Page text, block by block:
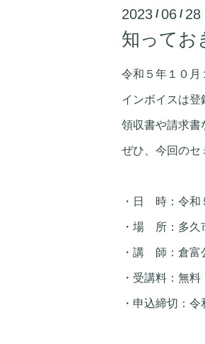
2023 /06 /
知ってお
令和５年１０月
インボイスは登
領収書や請求書
ぜひ、今回のセ
・日 時：令和
・場 所：多
・講 師：倉
・受講料：無料
・申込締切：